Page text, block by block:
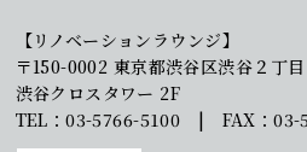
【リノベーションラウンジ】
〒150-0002 東京都渋谷区渋谷２丁
渋谷クロスタワー 2F
TEL：03-5766-5100 | FAX：03-